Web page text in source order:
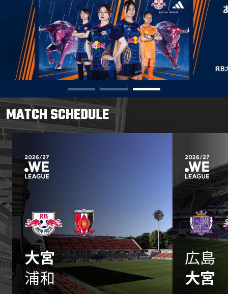
MATCH SCHEDULE
大宮
浦和
広島
大宮